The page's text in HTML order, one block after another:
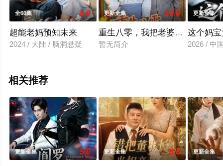
全60集 5.0
超能老妈预知未来
2024 / 大陆 / 脑洞悬疑
更新全集 10.0
重生八零，我把老婆宠上天
暂无简介
更新全集
这个妈
2026 / 中
相关推荐
更新全集 5.0 更新全集 8.0 更新全集